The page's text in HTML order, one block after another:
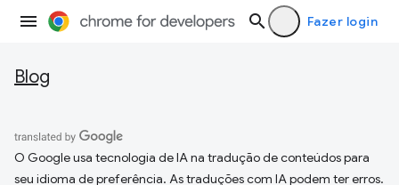
Fazer login
Blog
O Google usa tecnologia de IA na tradução de conteúdos para
seu idioma de preferência. As traduções com IA podem ter erros.